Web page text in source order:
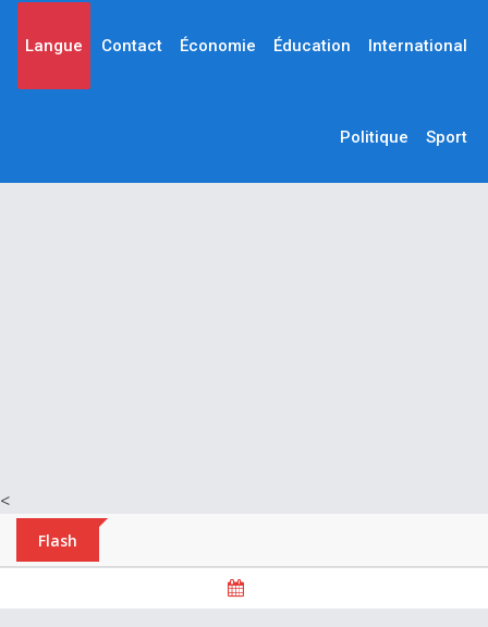
<
Langue Contact Économie Éducation International
Politique Sport
Flash